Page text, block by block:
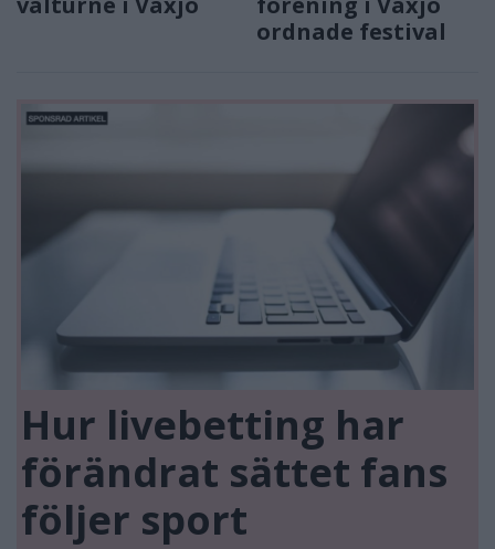
ordnade festival
Hur livebetting har
förändrat sättet fans
följer sport